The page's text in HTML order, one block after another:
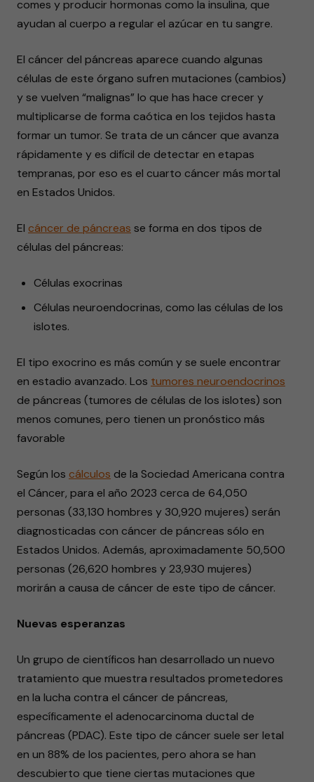
comes y producir hormonas como la insulina, que
ayudan al cuerpo a regular el azúcar en tu sangre.
El cáncer del páncreas aparece cuando algunas
células de este órgano sufren mutaciones (cambios)
y se vuelven “malignas” lo que has hace crecer y
multiplicarse de forma caótica en los tejidos hasta
formar un tumor. Se trata de un cáncer que avanza
rápidamente y es difícil de detectar en etapas
tempranas, por eso es el cuarto cáncer más mortal
en Estados Unidos.
El cáncer de páncreas se forma en dos tipos de
células del páncreas:
Células exocrinas
Células neuroendocrinas, como las células de los
islotes.
El tipo exocrino es más común y se suele encontrar
en estadio avanzado. Los tumores neuroendocrinos
de páncreas (tumores de células de los islotes) son
menos comunes, pero tienen un pronóstico más
favorable
Según los cálculos de la Sociedad Americana contra
el Cáncer, para el año 2023 cerca de 64,050
personas (33,130 hombres y 30,920 mujeres) serán
diagnosticadas con cáncer de páncreas sólo en
Estados Unidos. Además, aproximadamente 50,500
personas (26,620 hombres y 23,930 mujeres)
morirán a causa de cáncer de este tipo de cáncer.
Nuevas esperanzas
Un grupo de científicos han desarrollado un nuevo
tratamiento que muestra resultados prometedores
en la lucha contra el cáncer de páncreas,
específicamente el adenocarcinoma ductal de
páncreas (PDAC). Este tipo de cáncer suele ser letal
en un 88% de los pacientes, pero ahora se han
descubierto que tiene ciertas mutaciones que